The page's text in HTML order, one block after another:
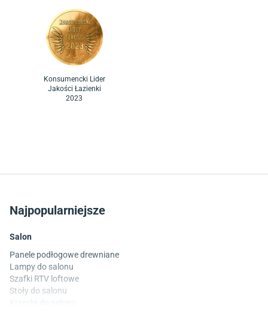
Konsumencki Lider
Jakości Łazienki
2023
Najpopularniejsze
Salon
Panele podłogowe drewniane
Lampy do salonu
Szafki RTV loftowe
Stoły do salonu